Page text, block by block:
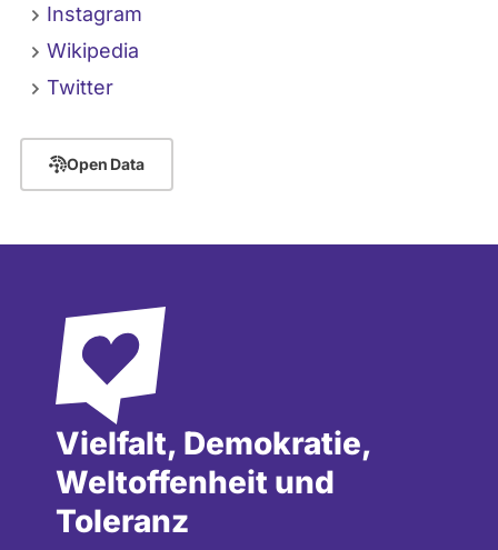
Instagram
Wikipedia
Twitter
Open Data
Vielfalt, Demokratie,
Weltoffenheit und
Toleranz